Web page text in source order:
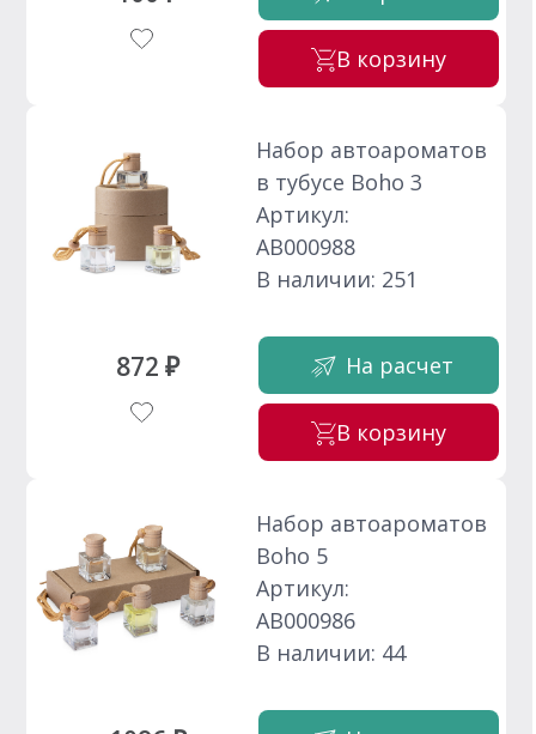
В корзину
872 ₽
Набор автоароматов
в тубусе Boho 3
Артикул:
АВ000988
В наличии: 251
На расчет
В корзину
Набор автоароматов
Boho 5
Артикул:
АВ000986
В наличии: 44